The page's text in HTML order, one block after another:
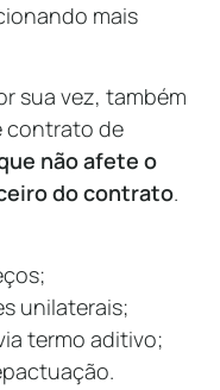
mais
sua vez, também
contrato de
não afete o
do contrato.
unilaterais;
termo aditivo;